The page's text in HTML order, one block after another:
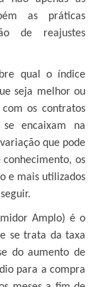
as práticas
de reajustes
qual o índice
seja melhor ou
os contratos
encaixam na
que pode
os
e mais utilizados
Amplo) é o
se trata da taxa
do aumento de
para a compra